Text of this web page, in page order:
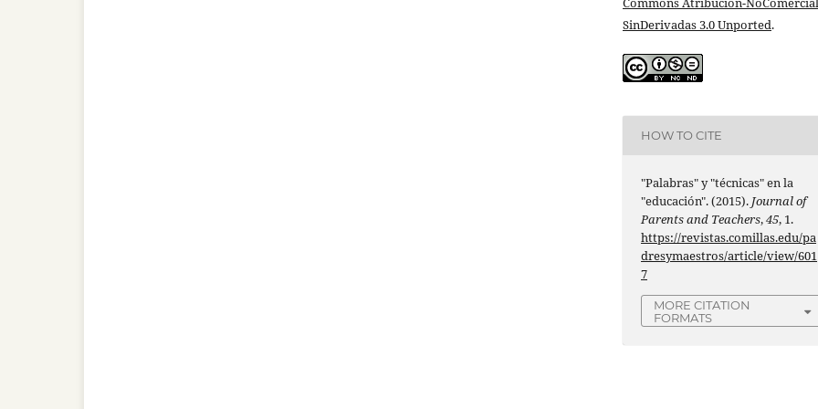
SinDerivadas 3.0 Unported.
HOW TO CITE
"Palabras" y "técnicas" en la
"educación". (2015). Journal of
Parents and Teachers,45, 1.
https://revistas.comillas.edu/pa
dresymaestros/article/view/601
7
MORE CITATION
FORMATS